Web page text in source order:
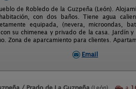
de Robledo de la Guzpeña (León).
con dos baños. Tiene agua
equipada, (nevera, microondas,
su chimenea y privado de la casa. Jardín
Zona de aparcamiento para clientes.
Email